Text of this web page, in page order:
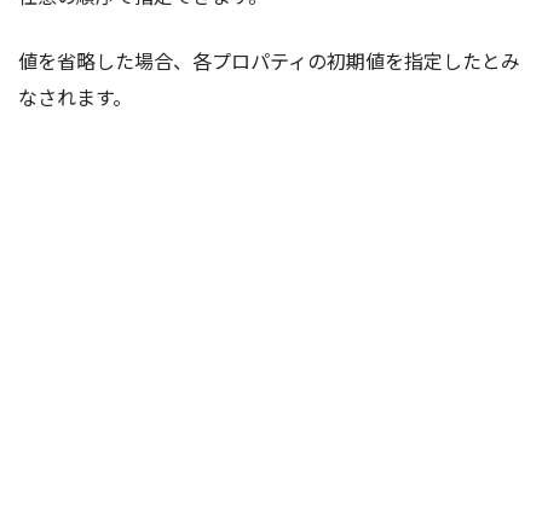
値を省略した場合、各プロパティの初期値を指定したとみ
なされます。